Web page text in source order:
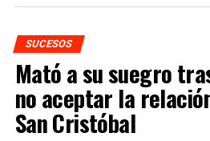
SUCESOS
Mató a su suegro
no aceptar la
San Cristóbal